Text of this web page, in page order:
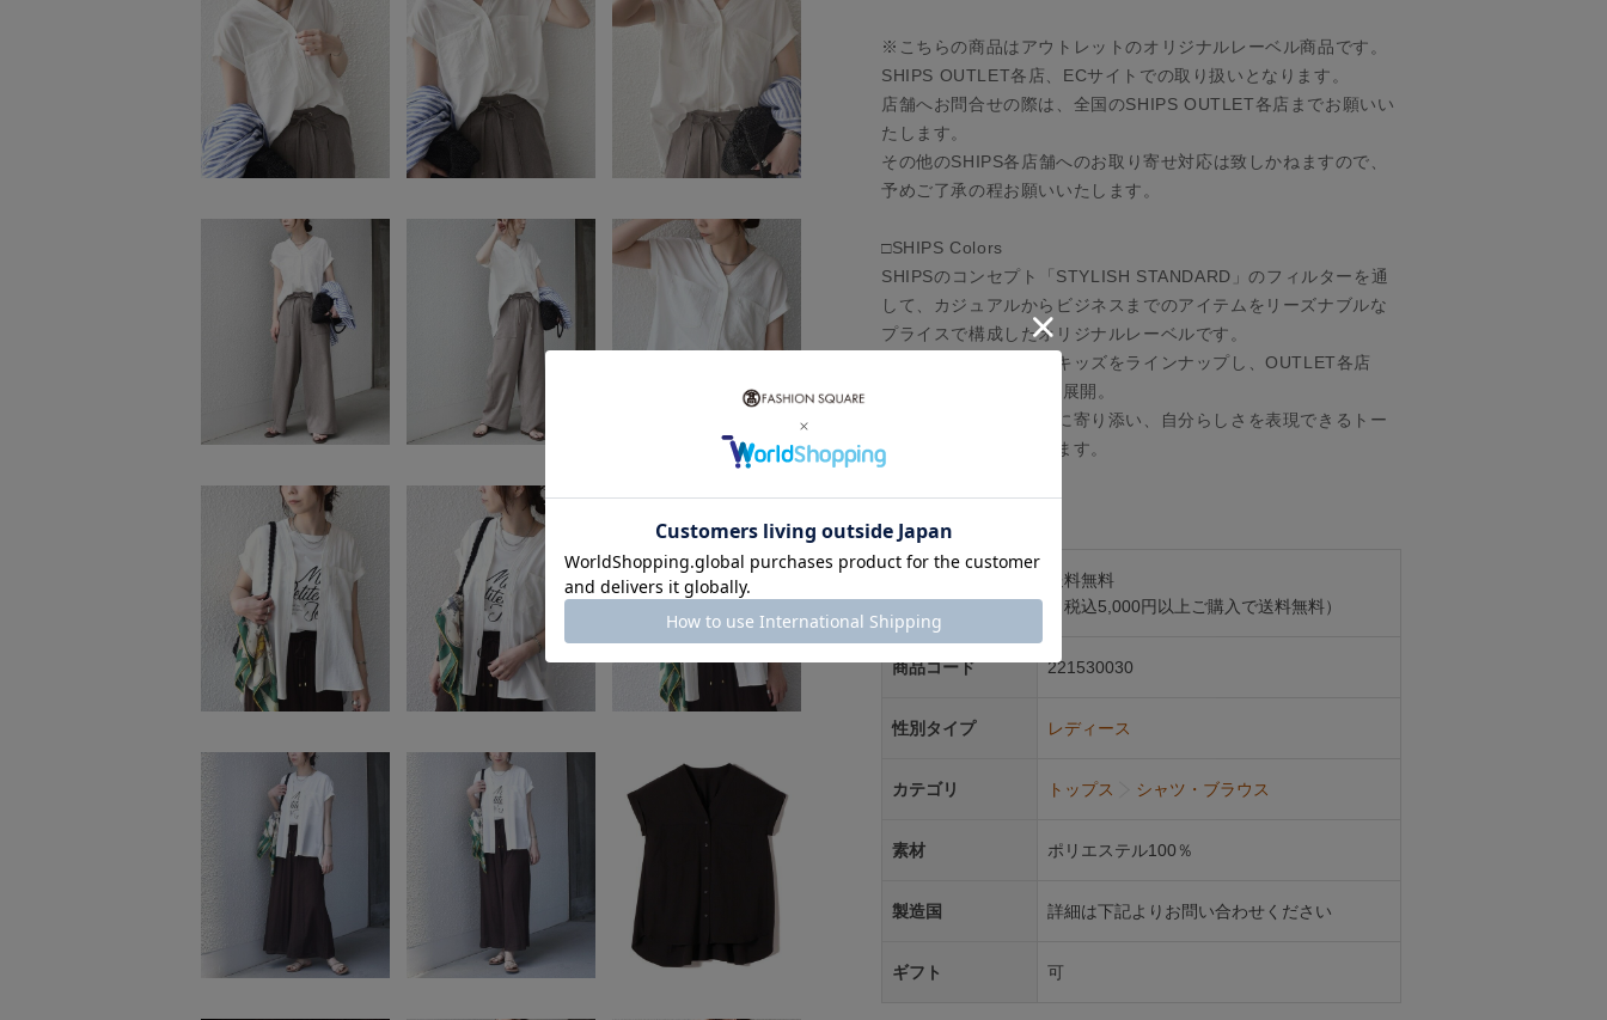
※こちらの商品はアウトレットのオリジナルレーベル商品です。
SHIPS OUTLET各店、ECサイトでの取り扱いとなります。
店舗へお問合せの際は、全国のSHIPS OUTLET各店までお願いい
たします。
その他のSHIPS各店舗へのお取り寄せ対応は致しかねますので、
予めご了承の程お願いいたします。
□SHIPS Colors
SHIPSのコンセプト「STYLISH STANDARD」のフィルターを通
して、カジュアルからビジネスまでのアイテムをリーズナブルな
プライスで構成したオリジナルレーベルです。
メンズ、ウィメンズ、キッズをラインナップし、OUTLET各店
舗、ECサイトを中心に展開。
様々なライフスタイルに寄り添い、自分らしさを表現できるトー
タルアイテムを提案します。
アイテム情報
送料無料
（税込5,000円以上ご購入で送料無料）
商品コード 221530030
性別タイプ レディース
カテゴリ トップス シャツ・ブラウス
素材 ポリエステル100％
製造国 詳細は下記よりお問い合わせください
ギフト 可